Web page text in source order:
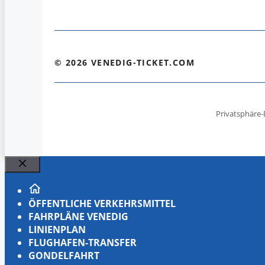
© 2026 VENEDIG-TICKET.COM
Schließen
ÖFFENTLICHE VERKEHRSMITTEL
FAHRPLÄNE VENEDIG
LINIENPLAN
FLUGHAFEN-TRANSFER
GONDELFAHRT